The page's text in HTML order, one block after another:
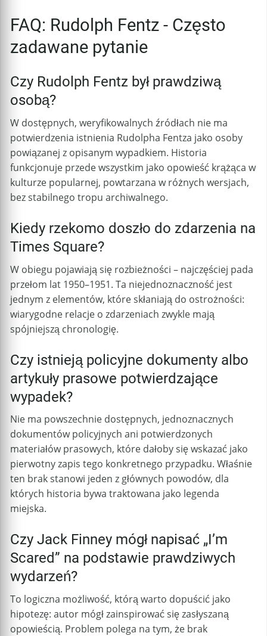
FAQ: Rudolph Fentz - Często
zadawane pytanie
Czy Rudolph Fentz był prawdziwą
osobą?
W dostępnych, weryfikowalnych źródłach nie ma
potwierdzenia istnienia Rudolpha Fentza jako osoby
powiązanej z opisanym wypadkiem. Historia
funkcjonuje przede wszystkim jako opowieść krążąca w
kulturze popularnej, powtarzana w różnych wersjach,
bez stabilnego tropu archiwalnego.
Kiedy rzekomo doszło do zdarzenia na
Times Square?
W obiegu pojawiają się rozbieżności – najczęściej pada
przełom lat 1950–1951. Ta niejednoznaczność jest
jednym z elementów, które skłaniają do ostrożności:
wiarygodne relacje o zdarzeniach zwykle mają
spójniejszą chronologię.
Czy istnieją policyjne dokumenty albo
artykuły prasowe potwierdzające
wypadek?
Nie ma powszechnie dostępnych, jednoznacznych
dokumentów policyjnych ani potwierdzonych
materiałów prasowych, które dałoby się wskazać jako
pierwotny zapis tego konkretnego przypadku. Właśnie
ten brak stanowi jeden z głównych powodów, dla
których historia bywa traktowana jako legenda
miejska.
Czy Jack Finney mógł napisać „I’m
Scared” na podstawie prawdziwych
wydarzeń?
To logiczna możliwość, którą warto dopuścić jako
hipotezę: autor mógł zainspirować się zasłyszaną
opowieścią. Problem polega na tym, że brak